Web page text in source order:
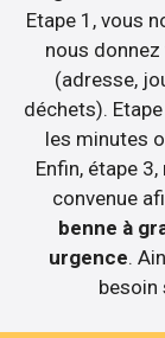
Etape 1, vous
nous
(adresse,
déchets).
les minutes
Enfin, étape
convenue
benne à
urgence.
besoin